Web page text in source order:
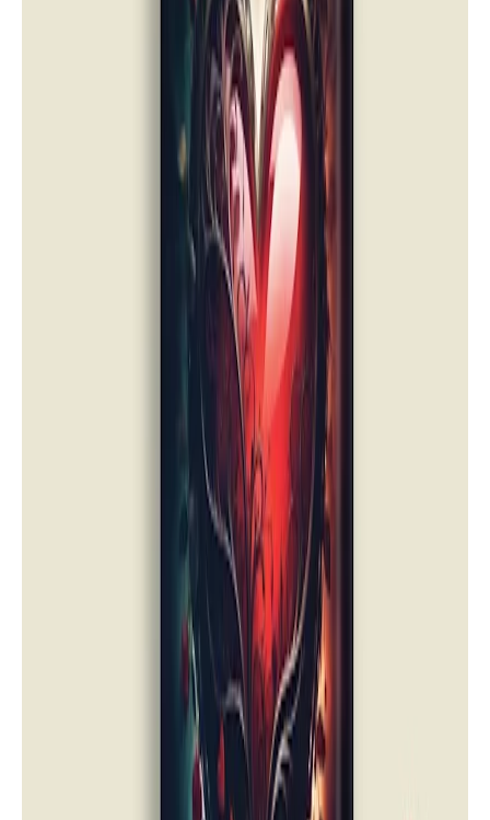
تحميل وقراءة قصة سيارة جدي القديمة
تحميل وقراءة المجموعة القصصية خفايا
الغربة pdf كاملة تأليف النذير إسماعيل
أحمد | دار أسرد |
تحميل وقراءة المجموعة القصصية
تأليف معطى الله محمد الأمين | دار أسرد